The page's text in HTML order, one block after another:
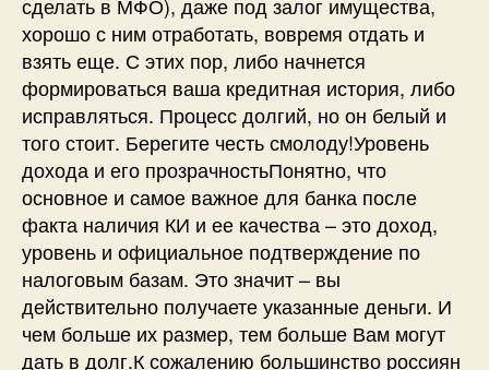
хорошо с ним отработать, вовремя отдать и
взять еще. С этих пор, либо начнется
формироваться ваша кредитная история, либо
исправляться. Процесс долгий, но он белый и
того стоит. Берегите честь смолоду!Уровень
дохода и его прозрачностьПонятно, что
основное и самое важное для банка после
факта наличия КИ и ее качества – это доход,
уровень и официальное подтверждение по
налоговым базам. Это значит – вы
действительно получаете указанные деньги. И
чем больше их размер, тем больше Вам могут
дать в долг.К сожалению большинство россиян